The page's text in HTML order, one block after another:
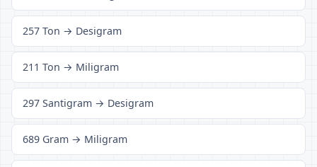
257 Ton → Desigram
211 Ton → Miligram
297 Santigram → Desigram
689 Gram → Miligram